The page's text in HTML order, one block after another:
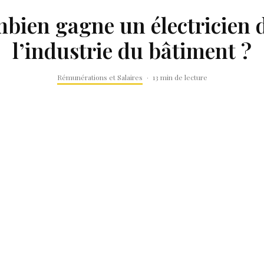
gagne un électricien
l’industrie du bâtiment ?
Rémunérations et Salaires · 13 min de lecture